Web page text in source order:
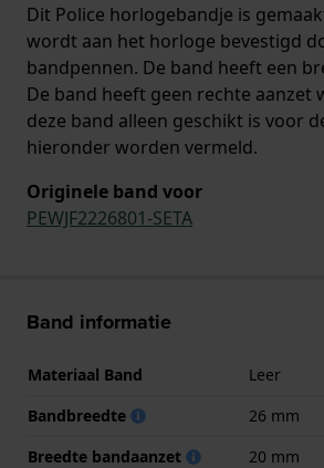
Dit Police horlogebandje is
wordt aan het horloge bevestigd
bandpennen. De band heeft een
De band heeft geen rechte aanzet
deze band alleen geschikt is voor
hieronder worden vermeld.
Originele band voor
PEWJF2226801-SETA
Band informatie
Materiaal Band
Leer
Bandbreedte
26 mm
Breedte bandaanzet
20 mm